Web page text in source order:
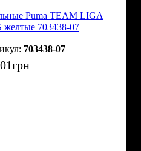
Puma TEAM LIGA
желтые 703438-07
703438-07
грн